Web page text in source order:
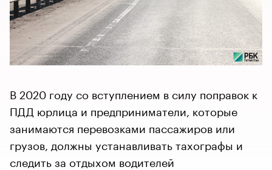
В 2020 году со вступлением в силу поправок к
ПДД юрлица и предприниматели, которые
занимаются перевозками пассажиров или
грузов, должны устанавливать тахографы и
следить за отдыхом водителей